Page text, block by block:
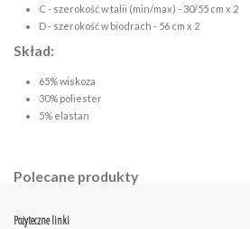
C - szerokość w talii (min/max) - 30/55 cm x 2
D - szerokość w biodrach - 56 cm x 2
Skład:
65% wiskoza
30% poliester
5% elastan
Polecane produkty
Pożyteczne linki